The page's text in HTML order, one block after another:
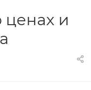
и